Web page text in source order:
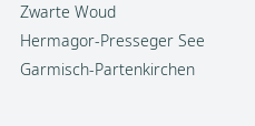
Zwarte Woud
Hermagor-Presseger See
Garmisch-Partenkirchen